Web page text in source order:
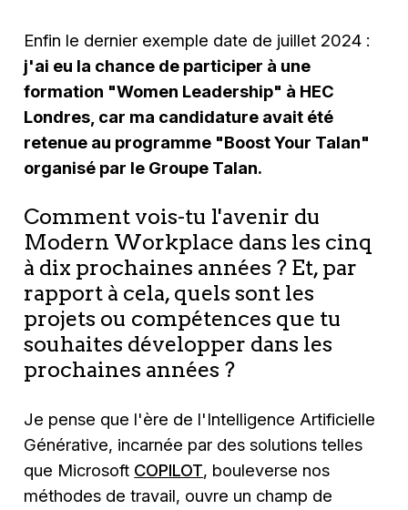
Enfin le dernier exemple date de juillet 2024 :
j'ai eu la chance de participer à une
formation "Women Leadership" à HEC
Londres, car ma candidature avait été
retenue au programme "Boost Your Talan"
organisé par le Groupe Talan.
Comment vois-tu l'avenir du
Modern Workplace dans les cinq
à dix prochaines années ? Et, par
rapport à cela, quels sont les
projets ou compétences que tu
souhaites développer dans les
prochaines années ?
Je pense que l'ère de l'Intelligence Artificielle
Générative, incarnée par des solutions telles
que Microsoft COPILOT, bouleverse nos
méthodes de travail, ouvre un champ de